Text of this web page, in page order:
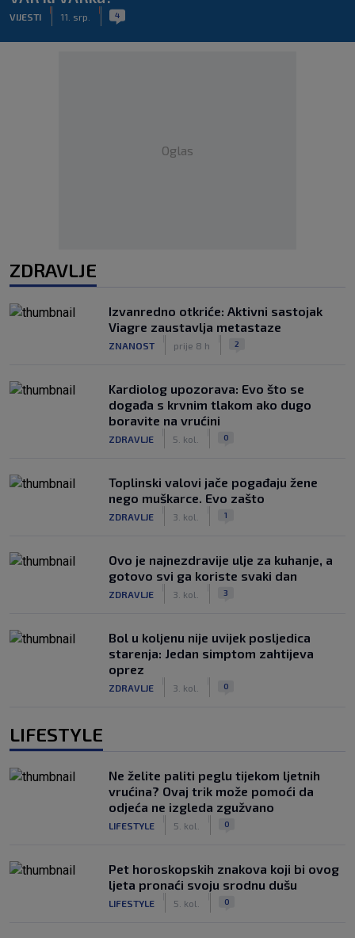
VIJESTI 11. srp. 4
Oglas
ZDRAVLJE
Izvanredno otkriće: Aktivni sastojak
Viagre zaustavlja metastaze
ZNANOST prije 8 h 2
Kardiolog upozorava: Evo što se
događa s krvnim tlakom ako dugo
boravite na vrućini
ZDRAVLJE 5. kol. 0
Toplinski valovi jače pogađaju žene
nego muškarce. Evo zašto
ZDRAVLJE 3. kol. 1
Ovo je najnezdravije ulje za kuhanje, a
gotovo svi ga koriste svaki dan
ZDRAVLJE 3. kol. 3
Bol u koljenu nije uvijek posljedica
starenja: Jedan simptom zahtijeva
oprez
ZDRAVLJE 3. kol. 0
LIFESTYLE
Ne želite paliti peglu tijekom ljetnih
vrućina? Ovaj trik može pomoći da
odjeća ne izgleda zgužvano
LIFESTYLE 5. kol. 0
Pet horoskopskih znakova koji bi ovog
ljeta pronaći svoju srodnu dušu
LIFESTYLE 5. kol. 0